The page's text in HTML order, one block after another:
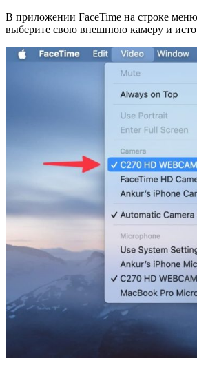
В приложении FaceTime на строке
выберите свою внешнюю камеру и